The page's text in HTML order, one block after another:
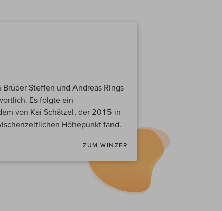
Steffen und Andreas Rings
Es folgte ein
von Kai Schätzel, der 2015 in
Höhepunkt fand.
ZUM WINZER